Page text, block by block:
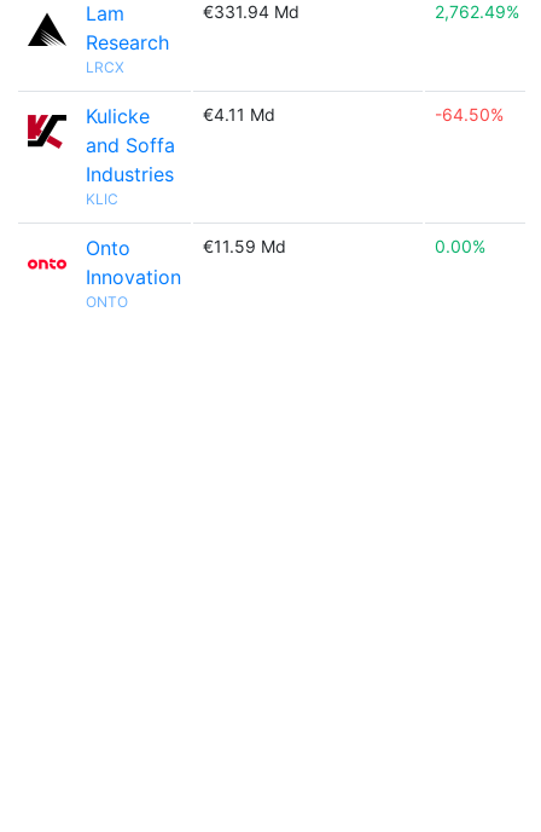
Lam
Research
LRCX
€331.94 Md 2,762.49%
Kulicke
and Soffa
Industries
KLIC
€4.11 Md -64.50%
Onto
Innovation
ONTO
€11.59 Md 0.00%